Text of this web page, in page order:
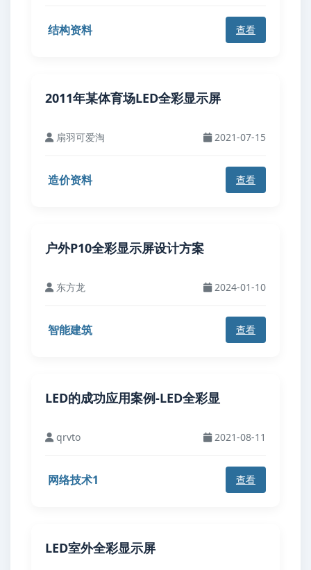
结构资料 查看
2011年某体育场LED全彩显示屏
扇羽可爱淘 2021-07-15
造价资料 查看
户外P10全彩显示屏设计方案
东方龙 2024-01-10
智能建筑 查看
LED的成功应用案例-LED全彩显
qrvto 2021-08-11
网络技术1 查看
LED室外全彩显示屏